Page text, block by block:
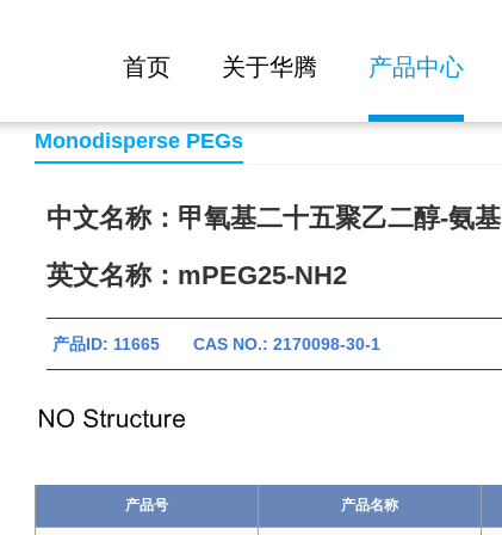
首页 关于华腾 产品中心
Monodisperse PEGs
中文名称：甲氧基二十五聚乙二醇-氨基
英文名称：mPEG25-NH2
产品ID: 11665 CAS NO.: 2170098-30-1
产品号 产品名称